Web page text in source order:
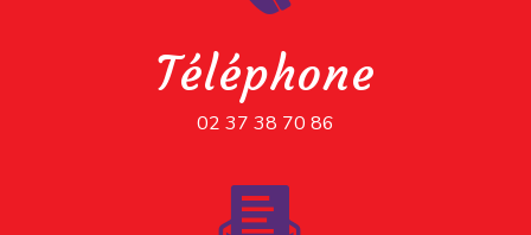
Téléphone
02 37 38 70 86